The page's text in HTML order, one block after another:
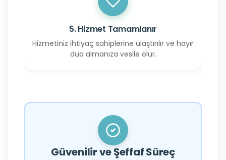
5. Hizmet Tamamlanır
Hizmetiniz ihtiyaç sahiplerine ulaştırılır ve hayır
dua almanıza vesile olur.
Güvenilir ve Şeffaf Süreç